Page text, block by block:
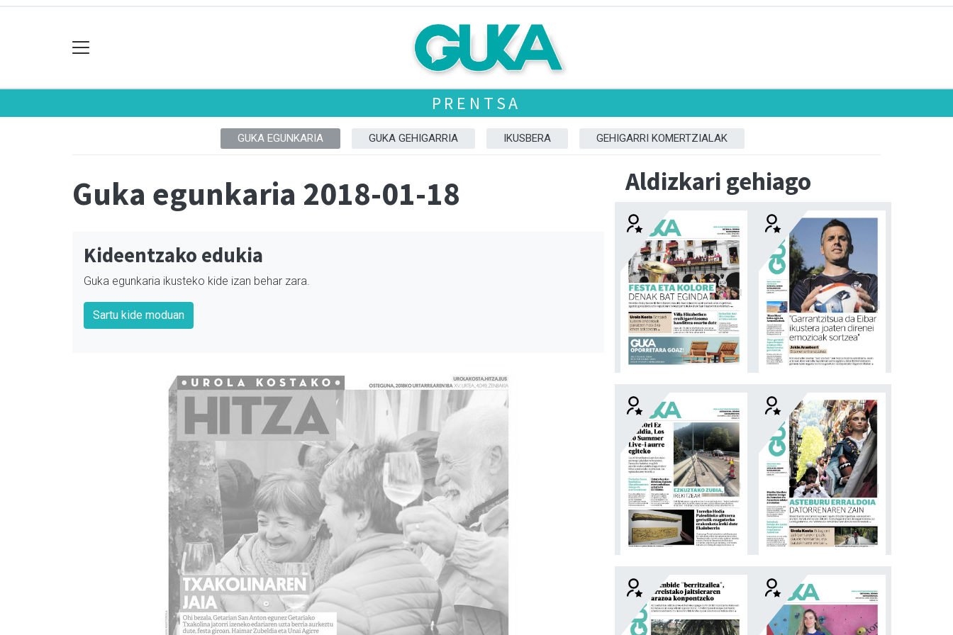
PRENTSA
GUKA EGUNKARIA GUKA GEHIGARRIA IKUSBERA GEHIGARRI KOMERTZIALAK
Guka egunkaria 2018-01-18
Kideentzako edukia
Guka egunkaria ikusteko kide izan behar zara.
Sartu kide moduan
Aldizkari gehiago